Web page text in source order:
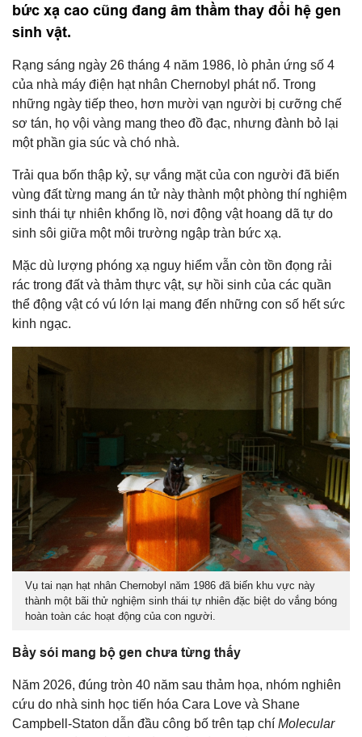
bức xạ cao cũng đang âm thầm thay đổi hệ gen
sinh vật.
Rạng sáng ngày 26 tháng 4 năm 1986, lò phản ứng số 4
của nhà máy điện hạt nhân Chernobyl phát nổ. Trong
những ngày tiếp theo, hơn mười vạn người bị cưỡng chế
sơ tán, họ vội vàng mang theo đồ đạc, nhưng đành bỏ lại
một phần gia súc và chó nhà.
Trải qua bốn thập kỷ, sự vắng mặt của con người đã biến
vùng đất từng mang án tử này thành một phòng thí nghiệm
sinh thái tự nhiên khổng lồ, nơi động vật hoang dã tự do
sinh sôi giữa một môi trường ngập tràn bức xạ.
Mặc dù lượng phóng xạ nguy hiểm vẫn còn tồn đọng rải
rác trong đất và thảm thực vật, sự hồi sinh của các quần
thể động vật có vú lớn lại mang đến những con số hết sức
kinh ngạc.
Vụ tai nạn hạt nhân Chernobyl năm 1986 đã biến khu vực này
thành một bãi thử nghiệm sinh thái tự nhiên đặc biệt do vắng bóng
hoàn toàn các hoạt động của con người.
Bầy sói mang bộ gen chưa từng thấy
Năm 2026, đúng tròn 40 năm sau thảm họa, nhóm nghiên
cứu do nhà sinh học tiến hóa Cara Love và Shane
Campbell-Staton dẫn đầu công bố trên tạp chí Molecular